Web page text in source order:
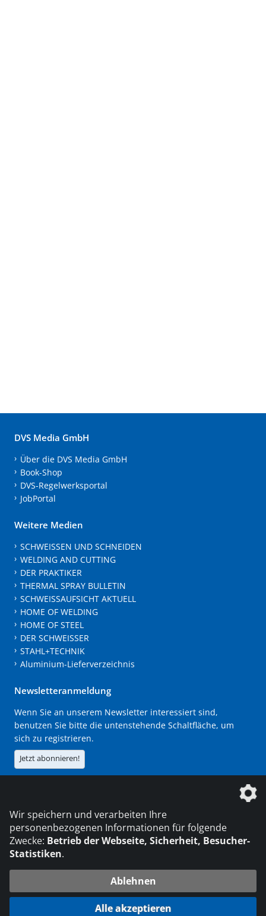
DVS Media GmbH
Über die DVS Media GmbH
Book-Shop
DVS-Regelwerksportal
JobPortal
Weitere Medien
SCHWEISSEN UND SCHNEIDEN
WELDING AND CUTTING
DER PRAKTIKER
THERMAL SPRAY BULLETIN
SCHWEISSAUFSICHT AKTUELL
HOME OF WELDING
HOME OF STEEL
DER SCHWEISSER
STAHL+TECHNIK
Aluminium-Lieferverzeichnis
Newsletteranmeldung
Wenn Sie an unserem Newsletter interessiert sind,
benutzen Sie bitte die untenstehende Schaltfläche, um
sich zu registrieren.
Jetzt abonnieren!
Die DVS Media GmbH ist ein Unternehmen der
© 2026 DVS Media GmbH
Wir speichern und verarbeiten Ihre
personenbezogenen Informationen für folgende
Zwecke: Betrieb der Webseite, Sicherheit, Besucher-
Statistiken.
Ablehnen
Alle akzeptieren